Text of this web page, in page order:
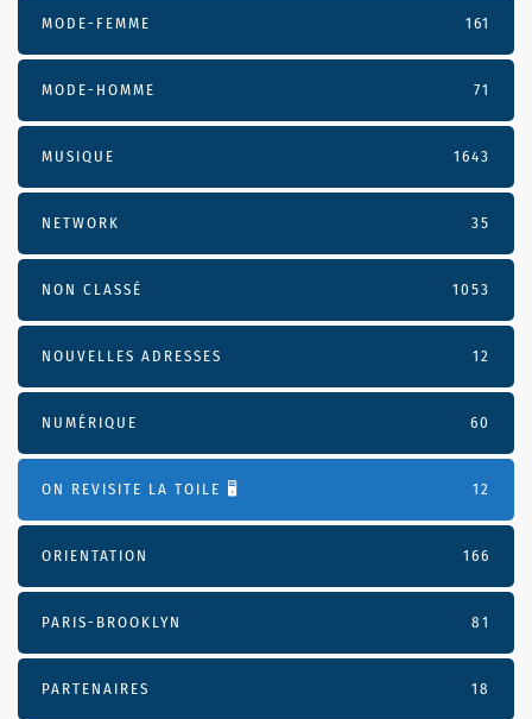
MODE-FEMME 161
MODE-HOMME 71
MUSIQUE 1643
NETWORK 35
NON CLASSÉ 1053
NOUVELLES ADRESSES 12
NUMÉRIQUE 60
ON REVISITE LA TOILE 🖥️ 12
ORIENTATION 166
PARIS-BROOKLYN 81
PARTENAIRES 18